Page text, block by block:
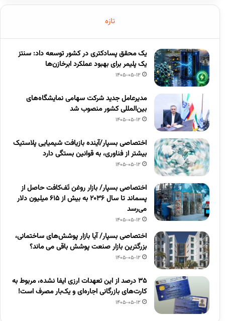
تازه
یک محقق پسادکتری در کشور توسعه داد: سنتز
یک پلیمر برای بهبود عملکرد ابرخازن‌ها
1405-05-12
مدیرعامل جدید شرکت سهامی نمایشگاه‌های
بین‌المللی کشور منصوب شد
1405-05-12
اختصاصی بسپار/آینده بازیافت شیمیایی پلاستیک
بیشتر از فناوری، به قوانین بستگی دارد
1405-05-12
اختصاصی بسپار/ بازار روغن تَف‌کافت حاصل از
پسماند تا سال ۲۰۳۶ به بیش از ۶۱۵ میلیون دلار
می‌رسد
1405-05-12
اختصاصی بسپار/ آیا بازار پوشش‌های ساختمانی،
بزرگترین بازار صنعت پوشش باقی می ماند؟
1405-05-12
۳۵ درصد از این تعهدات ارزی ایفا نشده، مربوط به
کارت‌های بازرگانی اجاره‌ای و یک‌بار مصرف است!
1405-05-12